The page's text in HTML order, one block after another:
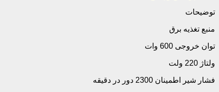
توضیحات
منبع تغذیه برق
توان خروجی 600 وات
ولتاژ 220 ولت
فشار شیر اطمینان 2300 دور در دقیقه